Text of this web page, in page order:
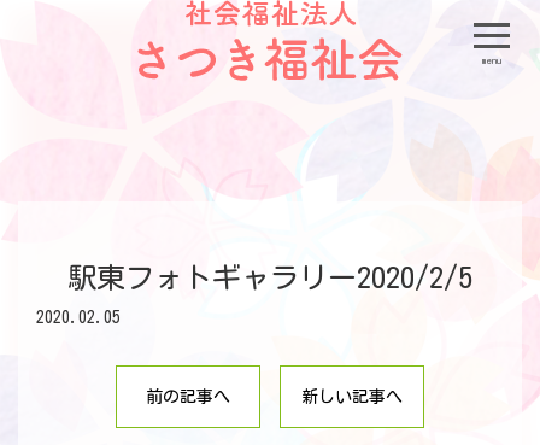
menu
駅東フォトギャラリー2020/2/5
2020.02.05
前の記事へ 新しい記事へ